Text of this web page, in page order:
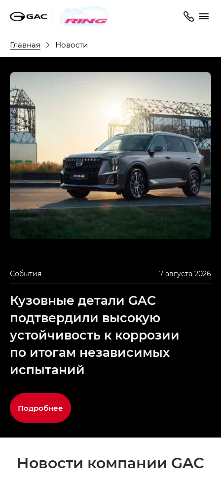
Главная Новости
События 7 августа 2026
Кузовные детали GAC
подтвердили высокую
устойчивость к коррозии
по итогам независимых
испытаний
Подробнее
Новости компании GAC